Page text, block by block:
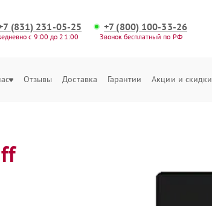
(831) 231-05-25
с 9:00 до 21:00
+7 (800) 100-33-26
Звонок бесплатный по РФ
Отзывы Доставка Гарантии Акции и скидки